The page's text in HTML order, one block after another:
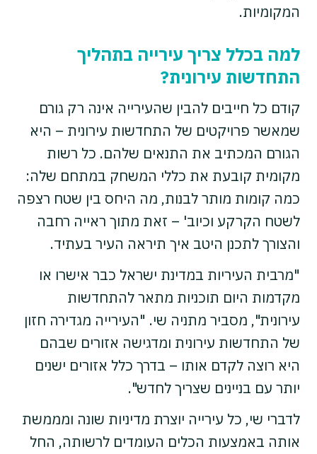
המקומיות.
למה בכלל צריך עירייה בתהליך
התחדשות עירונית?
קודם כל חייבים להבין שהעירייה אינה רק גורם
שמאשר פרויקטים של התחדשות עירונית – היא
הגורם המכתיב את התנאים שלהם. כל רשות
מקומית קובעת את כללי המשחק במתחם שלה:
כמה קומות מותר לבנות, מה היחס בין שטח רצפה
לשטח הקרקע וכיוב' – זאת מתוך ראייה רחבה
והצורך לתכנן היטב איך תיראה העיר בעתיד.
"מרבית העיריות במדינת ישראל כבר אישרו או
מקדמות היום תוכניות מתאר להתחדשות
עירונית", מסביר מתניה שי. "העירייה מגדירה חזון
של התחדשות עירונית ומדגישה אזורים שבהם
היא רוצה לקדם אותו – בדרך כלל אזורים ישנים
יותר עם בניינים שצריך לחדש".
לדברי שי, כל עירייה יוצרת מדיניות שונה ומממשת
אותה באמצעות הכלים העומדים לרשותה, החל